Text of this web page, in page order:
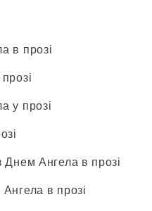
в прозі
у прозі
Днем Ангела в прозі
в прозі